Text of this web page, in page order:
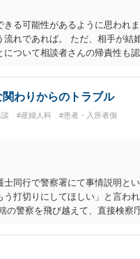
る可能性があるように思われ
れであれば。 ただ、相手が結
ついて相談者さんの帰責性も
わりからのトラブル
#産婦人科 #患者・入所者側
同行で警察署にて事情説明と
打切りにしてほしい」と言わ
の警察を飛び越えて、直接検察
たっている弁護士に相談してみ